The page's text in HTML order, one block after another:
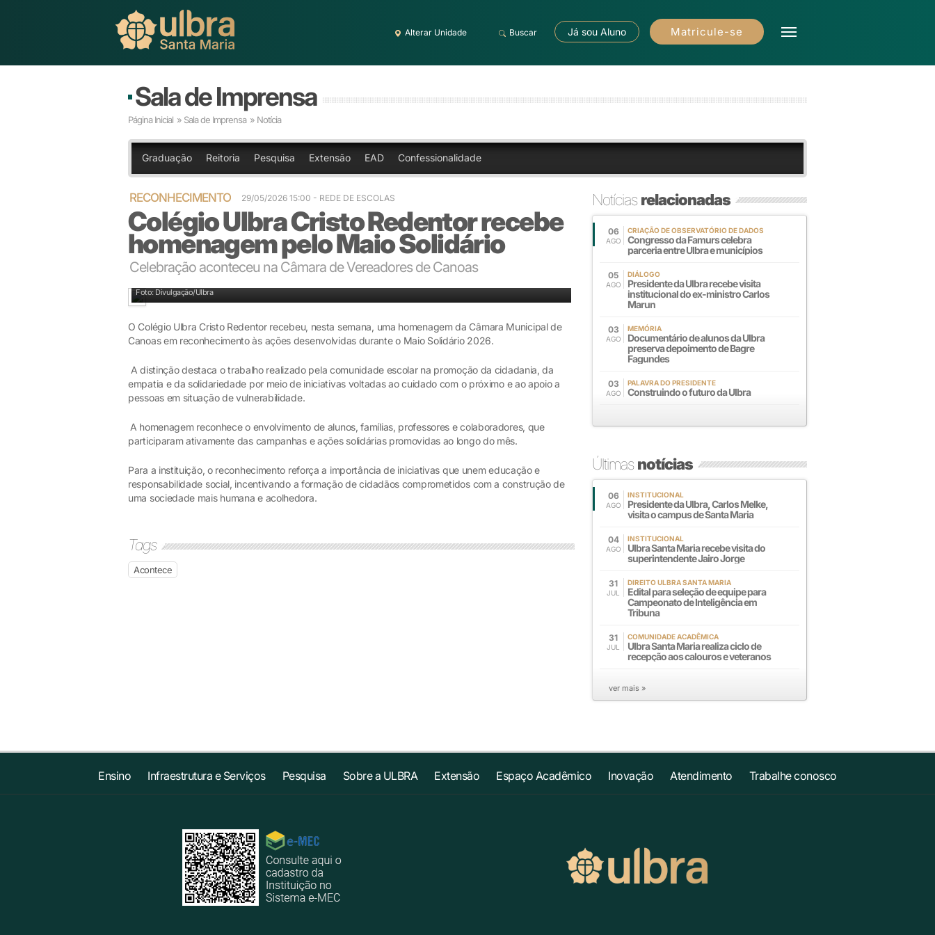
Alterar Unidade Buscar Já sou Aluno Matricule-se
Sala de Imprensa
Página Inicial » Sala de Imprensa » Notícia
Graduação Reitoria Pesquisa Extensão EAD Confessionalidade
RECONHECIMENTO 29/05/2026 15:00 - REDE DE ESCOLAS
Colégio Ulbra Cristo Redentor recebe
homenagem pelo Maio Solidário
Celebração aconteceu na Câmara de Vereadores de Canoas
Foto: Divulgação/Ulbra
O Colégio Ulbra Cristo Redentor recebeu, nesta semana, uma homenagem da Câmara Municipal de
Canoas em reconhecimento às ações desenvolvidas durante o Maio Solidário 2026.
A distinção destaca o trabalho realizado pela comunidade escolar na promoção da cidadania, da
empatia e da solidariedade por meio de iniciativas voltadas ao cuidado com o próximo e ao apoio a
pessoas em situação de vulnerabilidade.
A homenagem reconhece o envolvimento de alunos, famílias, professores e colaboradores, que
participaram ativamente das campanhas e ações solidárias promovidas ao longo do mês.
Para a instituição, o reconhecimento reforça a importância de iniciativas que unem educação e
responsabilidade social, incentivando a formação de cidadãos comprometidos com a construção de
uma sociedade mais humana e acolhedora.
Tags
Acontece
Notíciasrelacionadas
06
AGO
CRIAÇÃO DE OBSERVATÓRIO DE DADOS
Congresso da Famurs celebra
parceria entre Ulbra e municípios
05
AGO
DIÁLOGO
Presidente da Ulbra recebe visita
institucional do ex-ministro Carlos
Marun
03
AGO
MEMÓRIA
Documentário de alunos da Ulbra
preserva depoimento de Bagre
Fagundes
03
AGO
PALAVRA DO PRESIDENTE
Construindo o futuro da Ulbra
Últimasnotícias
06
AGO
INSTITUCIONAL
Presidente da Ulbra, Carlos Melke,
visita o campus de Santa Maria
04
AGO
INSTITUCIONAL
Ulbra Santa Maria recebe visita do
superintendente Jairo Jorge
31
JUL
DIREITO ULBRA SANTA MARIA
Edital para seleção de equipe para
Campeonato de Inteligência em
Tribuna
31
JUL
COMUNIDADE ACADÊMICA
Ulbra Santa Maria realiza ciclo de
recepção aos calouros e veteranos
ver mais »
Ensino Infraestrutura e Serviços Pesquisa Sobre a ULBRA Extensão Espaço Acadêmico Inovação Atendimento Trabalhe conosco